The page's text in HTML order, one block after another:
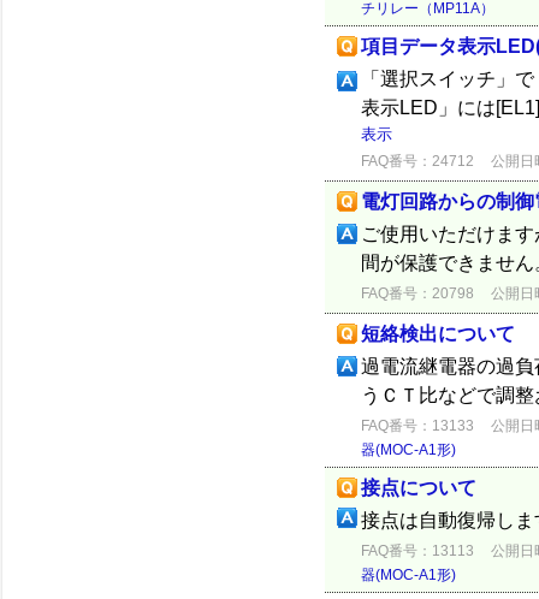
チリレー（MP11A）
項目データ表示
「選択スイッチ」
表示LED」には
表示
FAQ番号：24712 公開日
電灯回路からの制
ご使用いただけま
間が保護できませ
FAQ番号：20798 公開日
短絡検出について
過電流継電器の過
うＣＴ比などで調
FAQ番号：13133
公開日
器(MOC-A1形)
接点について
接点は自動復帰し
FAQ番号：13113
公開日
器(MOC-A1形)